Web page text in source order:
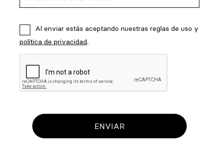
Al enviar estás aceptando nuestras reglas de uso y
política de privacidad.
ENVIAR